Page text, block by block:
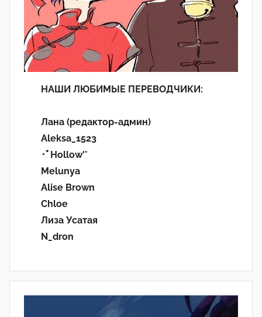
НАШИ ЛЮБИМЫЕ ПЕРЕВОДЧИКИ:
Лана (редактор-админ)
Aleksa_1523
･ﾟHollow'°
Melunya
Alise Brown
Chloe
Лиза Усатая
N_dron